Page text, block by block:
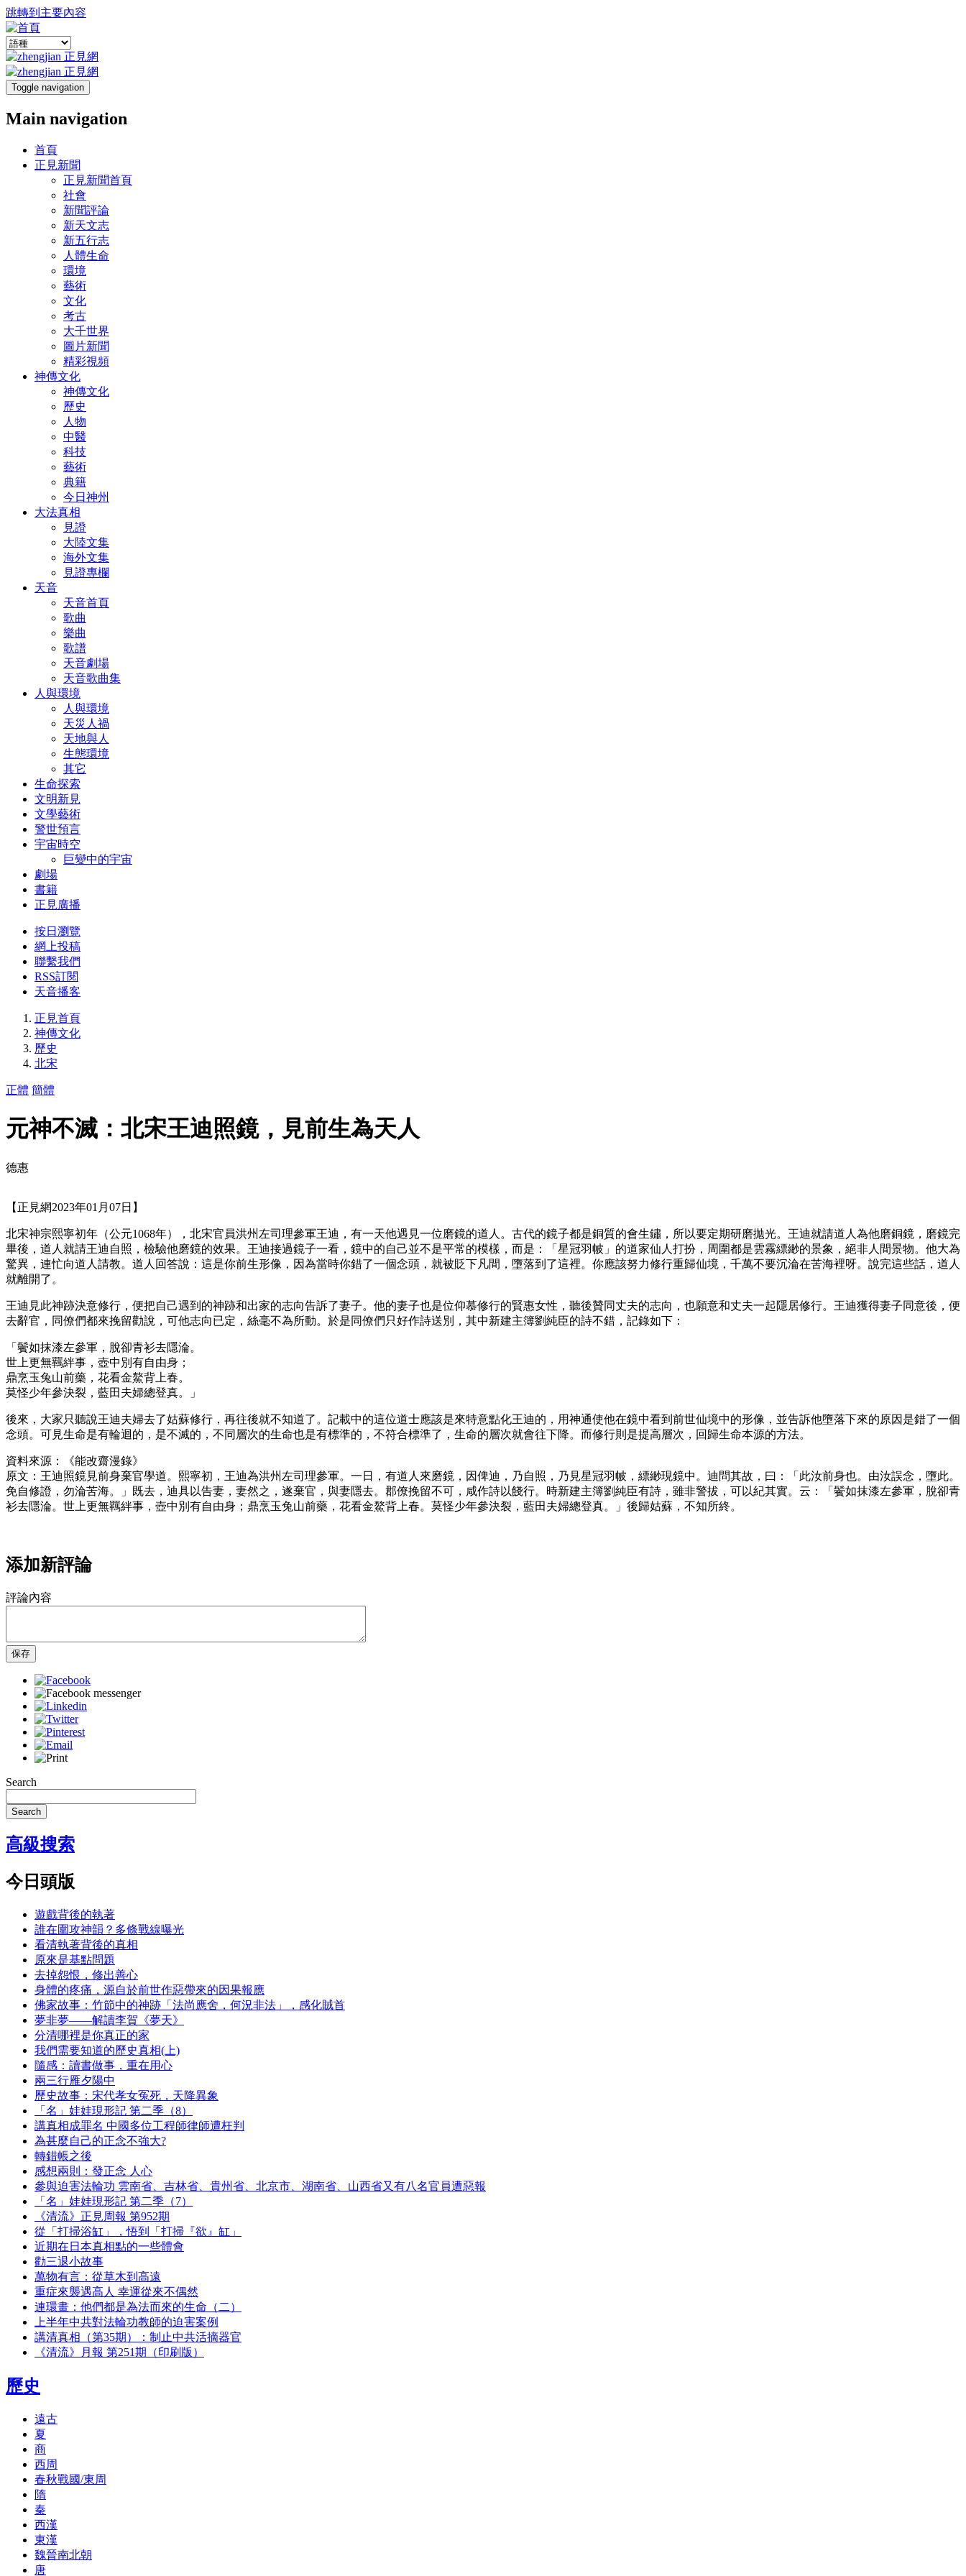
跳轉到主要內容
Toggle navigation
Main navigation
首頁
正見新聞
正見新聞首頁
社會
新聞評論
新天文志
新五行志
人體生命
環境
藝術
文化
考古
大千世界
圖片新聞
精彩視頻
神傳文化
神傳文化
歷史
人物
中醫
科技
藝術
典籍
今日神州
大法真相
見證
大陸文集
海外文集
見證專欄
天音
天音首頁
歌曲
樂曲
歌譜
天音劇場
天音歌曲集
人與環境
人與環境
天災人禍
天地與人
生態環境
其它
生命探索
文明新見
文學藝術
警世預言
宇宙時空
巨變中的宇宙
劇場
書籍
正見廣播
按日瀏覽
網上投稿
聯繫我們
RSS訂閱
天音播客
正見首頁
神傳文化
歷史
北宋
正體 簡體
元神不滅：北宋王迪照鏡，見前生為天人
德惠
【正見網2023年01月07日】
北宋神宗熙寧初年（公元1068年），北宋官員洪州左司理參軍王迪，有一天他遇見一位磨鏡的道人。古代的鏡子都是銅質的會生鏽，所以要定期研磨拋光。王迪就請道人為他磨銅鏡，磨鏡完
畢後，道人就請王迪自照，檢驗他磨鏡的效果。王迪接過鏡子一看，鏡中的自己並不是平常的模樣，而是：「星冠羽帔」的道家仙人打扮，周圍都是雲霧縹緲的景象，絕非人間景物。他大為
驚異，連忙向道人請教。道人回答說：這是你前生形像，因為當時你錯了一個念頭，就被貶下凡間，墮落到了這裡。你應該努力修行重歸仙境，千萬不要沉淪在苦海裡呀。說完這些話，道人
就離開了。
王迪見此神跡決意修行，便把自己遇到的神跡和出家的志向告訴了妻子。他的妻子也是位仰慕修行的賢惠女性，聽後贊同丈夫的志向，也願意和丈夫一起隱居修行。王迪獲得妻子同意後，便
去辭官，同僚們都來挽留勸說，可他志向已定，絲毫不為所動。於是同僚們只好作詩送別，其中新建主簿劉純臣的詩不錯，記錄如下：
「鬢如抹漆左參軍，脫卻青衫去隱淪。
世上更無羈絆事，壺中別有自由身；
鼎烹玉兔山前藥，花看金鰲背上春。
莫怪少年參決裂，藍田夫婦總登真。」
後來，大家只聽說王迪夫婦去了姑蘇修行，再往後就不知道了。記載中的這位道士應該是來特意點化王迪的，用神通使他在鏡中看到前世仙境中的形像，並告訴他墮落下來的原因是錯了一個
念頭。可見生命是有輪迴的，是不滅的，不同層次的生命也是有標準的，不符合標準了，生命的層次就會往下降。而修行則是提高層次，回歸生命本源的方法。
資料來源：《能改齋漫錄》
原文：王迪照鏡見前身棄官學道。熙寧初，王迪為洪州左司理參軍。一日，有道人來磨鏡，因俾迪，乃自照，乃見星冠羽帔，縹緲現鏡中。迪問其故，曰：「此汝前身也。由汝誤念，墮此。
免自修證，勿淪苦海。」既去，迪具以告妻，妻然之，遂棄官，與妻隱去。郡僚挽留不可，咸作詩以餞行。時新建主簿劉純臣有詩，雖非警拔，可以紀其實。云：「鬢如抹漆左參軍，脫卻青
衫去隱淪。世上更無羈絆事，壺中別有自由身；鼎烹玉兔山前藥，花看金鰲背上春。莫怪少年參決裂，藍田夫婦總登真。」後歸姑蘇，不知所終。
添加新評論
評論內容
保存
Search
Search
高級搜索
今日頭版
遊戲背後的執著
誰在圍攻神韻？多條戰線曝光
看清執著背後的真相
原來是基點問題
去掉怨恨，修出善心
身體的疼痛，源自於前世作惡帶來的因果報應
佛家故事：竹節中的神跡「法尚應舍，何況非法」，感化賊首
夢非夢——解讀李賀《夢天》
分清哪裡是你真正的家
我們需要知道的歷史真相(上)
隨感：讀書做事，重在用心
兩三行雁夕陽中
歷史故事：宋代孝女冤死，天降異象
「名」娃娃現形記 第二季（8）
講真相成罪名 中國多位工程師律師遭枉判
為甚麼自己的正念不強大?
轉錯帳之後
感想兩則：發正念 人心
參與迫害法輪功 雲南省、吉林省、貴州省、北京市、湖南省、山西省又有八名官員遭惡報
「名」娃娃現形記 第二季（7）
《清流》正見周報 第952期
從「打掃浴缸」，悟到「打掃『欲』缸」
近期在日本真相點的一些體會
勸三退小故事
萬物有言：從草木到高遠
重症來襲遇高人 幸運從來不偶然
連環畫：他們都是為法而來的生命（二）
上半年中共對法輪功教師的迫害案例
講清真相（第35期）：制止中共活摘器官
《清流》月報 第251期（印刷版）
歷史
遠古
夏
商
西周
春秋戰國/東周
隋
秦
西漢
東漢
魏晉南北朝
唐